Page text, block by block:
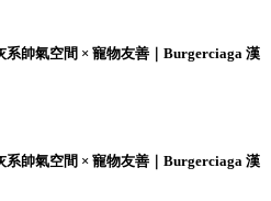
系帥氣空間 × 寵物友善｜Burgerciaga 漢
系帥氣空間 × 寵物友善｜Burgerciaga 漢